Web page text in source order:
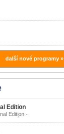
další nové programy »
Edition
Edition -
pro
Professional
Windows,